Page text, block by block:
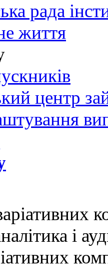
рада
життя
центр
і